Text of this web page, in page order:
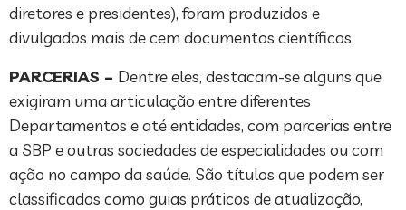
diretores e presidentes), foram produzidos e
divulgados mais de cem documentos científicos.
PARCERIAS – Dentre eles, destacam-se alguns que
exigiram uma articulação entre diferentes
Departamentos e até entidades, com parcerias entre
a SBP e outras sociedades de especialidades ou com
ação no campo da saúde. São títulos que podem ser
classificados como guias práticos de atualização,